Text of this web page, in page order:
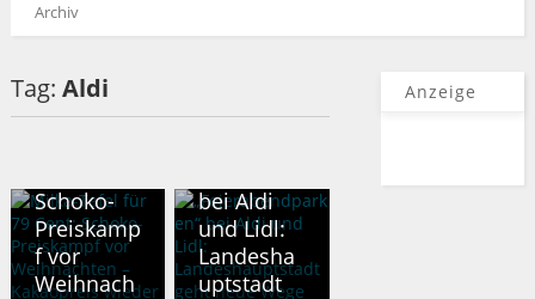
Archiv
Tag: Aldi
DEUTSCHLAND
Milka-
Schoko-
Preiskamp
f vor
Weihnach
LAND NRW
bei Aldi
und Lidl:
Landesha
uptstadt
Anzeige